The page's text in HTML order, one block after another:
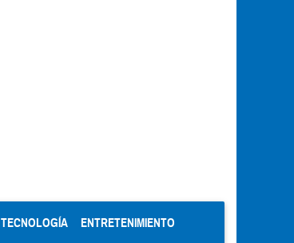
TECNOLOGÍA ENTRETENIMIENTO